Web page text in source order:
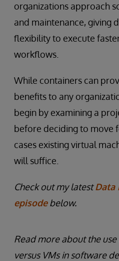
organizations approach
and maintenance, giving
flexibility to execute
workflows.
While containers can
benefits to any
begin by examining a
before deciding to move
cases existing virtual
will suffice.
Check out my latestData
episodebelow.
Read more about the
versus VMs in software